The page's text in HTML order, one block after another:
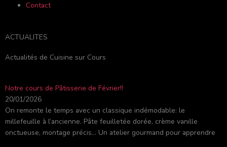
Contact
ACTUALITES
Actualités de Cuisine sur Cours
Notre cours de Pâtisserie de Février!!
20/01/2026
On remonte le temps avec un classique indémodable: le
millefeuille à l’ancienne. Pâte feuilletée dorée, crème vanille
onctueuse, montage précis… Un atelier gourmand pour apprendre